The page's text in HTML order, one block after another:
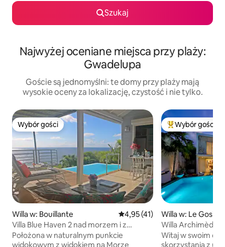
Szukaj
Najwyżej oceniane miejsca przy plaży:
Gwadelupa
Goście są jednomyślni: te domy przy plaży mają
wysokie oceny za lokalizację, czystość i nie tylko.
Wybór gości
Wybór gości
Willa w: Bouillante Średnia ocena: 4,95 na 5,
4,95 (41)
Villa Blue Haven 2 nad morzem i z
dostępem do morza
Położona w naturalnym punkcie
widokowym z widokiem na Morze
Wybór gości
Willa w: Le Gosier
Willa Archimède,
Witaj w swoim domu,
skorzystania z